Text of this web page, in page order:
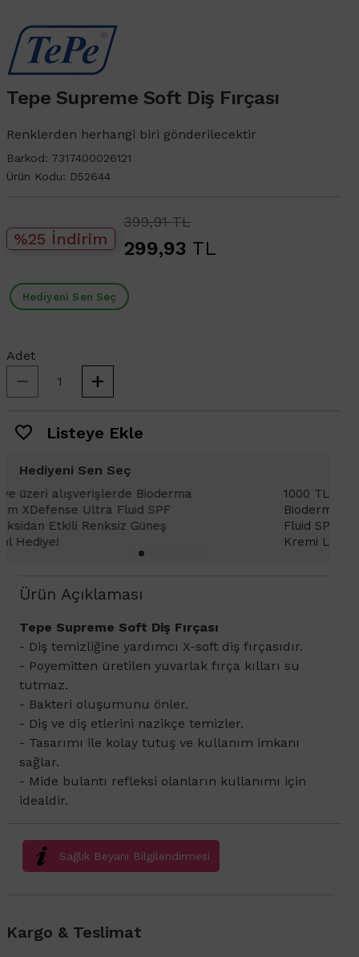
Tepe Supreme Soft Diş Fırçası
Renklerden herhangi biri gönderilecektir
Barkod: 7317400026121
Ürün Kodu: D52644
%25 İndirim
399,91 TL
299,93 TL
Hediyeni Sen Seç
Adet
Listeye Ekle
Hediyeni Sen Seç
1000 TL ve üzeri alışverişlerinizde
Bioderma Photoderm XDefense Ultra
Fluid SPF 50+ Antioksidan Renkli Güneş
Kremi Light 2ml hediye!
Ürün Açıklaması
Tepe Supreme Soft Diş Fırçası
- Diş temizliğine yardımcı X-soft diş fırçasıdır.
- Poyemitten üretilen yuvarlak fırça kılları su
tutmaz.
- Bakteri oluşumunu önler.
- Diş ve diş etlerini nazikçe temizler.
- Tasarımı ile kolay tutuş ve kullanım imkanı
sağlar.
- Mide bulantı refleksi olanların kullanımı için
idealdir.
Sağlık Beyanı Bilgilendirmesi
Kargo & Teslimat